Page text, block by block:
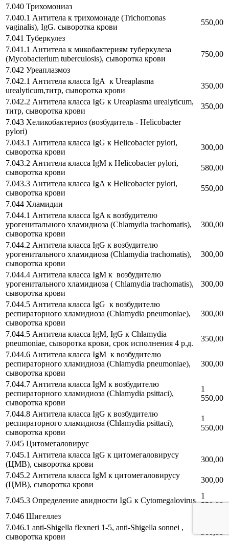
7.040 Трихомониаз
7.040.1 Антитела к трихомонаде (Trichomonas
vaginalis), IgG. сыворотка крови
550,00
7.041 Туберкулез
7.041.1 Антитела к микобактериям туберкулеза
(Mycobacterium tuberculosis), сыворотка крови
750,00
7.042 Уреаплазмоз
7.042.1 Антитела класса IgA к Ureaplasma
urealyticum,титр, сыворотка крови
350,00
7.042.2 Антитела класса IgG к Ureaplasma urealyticum,
титр, сыворотка крови
350,00
7.043 Хеликобактериоз (возбудитель - Helicobacter
pylori)
7.043.1 Антитела класса IgG к Helicobacter pylori,
сыворотка крови
300,00
7.043.2 Антитела класса IgM к Helicobacter pylori,
сыворотка крови
580,00
7.043.3 Антитела класса IgА к Helicobacter pylori,
сыворотка крови
550,00
7.044 Хламидии
7.044.1 Антитела класса IgA к возбудителю
урогенитального хламидиоза (Chlamydia trachomatis),
сыворотка крови
300,00
7.044.2 Антитела класса IgG к возбудителю
урогенитального хламидиоза (Chlamydia trachomatis),
сыворотка крови
300,00
7.044.4 Антитела класса IgM к возбудителю
урогенитального хламидиоза ( Chlamydia trachomatis),
сыворотка крови
300,00
7.044.5 Антитела класса IgG к возбудителю
респираторного хламидиоза (Chlamydia pneumoniae),
сыворотка крови
300,00
7.044.5 Антитела класса IgM, IgG к Chlamydia
pneumoniae, сыворотка крови, срок исполнения 4 р.д.
350,00
7.044.6 Антитела класса IgM к возбудителю
респираторного хламидиоза (Chlamydia pneumoniae),
сыворотка крови
300,00
7.044.7 Антитела класса IgM к возбудителю
респираторного хламидиоза (Chlamydia psittaci),
сыворотка крови
1
550,00
7.044.8 Антитела класса IgG к возбудителю
респираторного хламидиоза (Chlamydia psittaci),
сыворотка крови
1
550,00
7.045 Цитомегаловирус
7.045.1 Антитела класса IgG к цитомегаловирусу
(ЦМВ), сыворотка крови
300,00
7.045.2 Антитела класса IgM к цитомегаловирусу
(ЦМВ), сыворотка крови
300,00
7.045.3 Определение авидности IgG к Cytomegalovirus
1
550,00
7.046 Шигеллез
7.046.1 anti-Shigella flexneri 1-5, anti-Shigella sonnei ,
сыворотка крови
900,00